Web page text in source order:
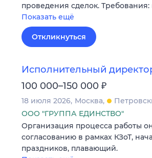
проведения сделок.
Показать ещё
Откликнуться
Исполнительный
100 000–150 000 ₽
18 июля 2026 Москва
ООО "ГРУППА ЕДИНСТВО"
Организация процесса работы
согласованию в рамках КЗоТ,
праздников, плавающий.